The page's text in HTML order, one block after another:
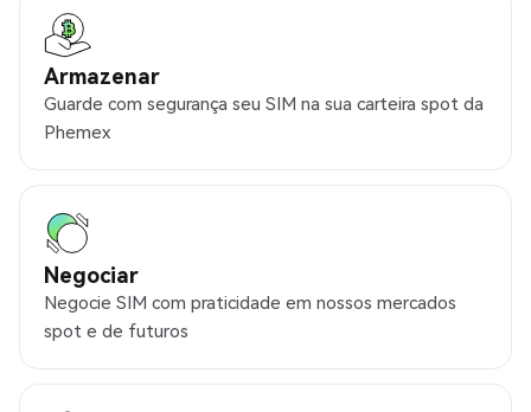
Armazenar
Guarde com segurança seu SIM na sua carteira spot da
Phemex
Negociar
Negocie SIM com praticidade em nossos mercados
spot e de futuros